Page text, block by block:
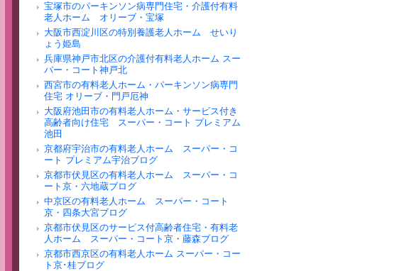
宝塚市のパーキンソン病専門住宅・介護付有料
老人ホーム オリーブ・宝塚
大阪市西淀川区の特別養護老人ホーム せいり
ょう姫島
兵庫県神戸市北区の介護付有料老人ホーム スー
パー・コート神戸北
西宮市の有料老人ホーム・パーキンソン病専門
住宅 オリーブ・門戸厄神
大阪府池田市の有料老人ホーム・サービス付き
高齢者向け住宅 スーパー・コート プレミアム
池田
京都府宇治市の有料老人ホーム スーパー・コ
ート プレミアム宇治ブログ
京都市伏見区の有料老人ホーム スーパー・コ
ート京・六地蔵ブログ
中京区の有料老人ホーム スーパー・コート
京・四条大宮ブログ
京都市伏見区のサービス付高齢者住宅・有料老
人ホーム スーパー・コート京・藤森ブログ
京都市西京区の有料老人ホーム スーパー・コー
ト京･桂ブログ